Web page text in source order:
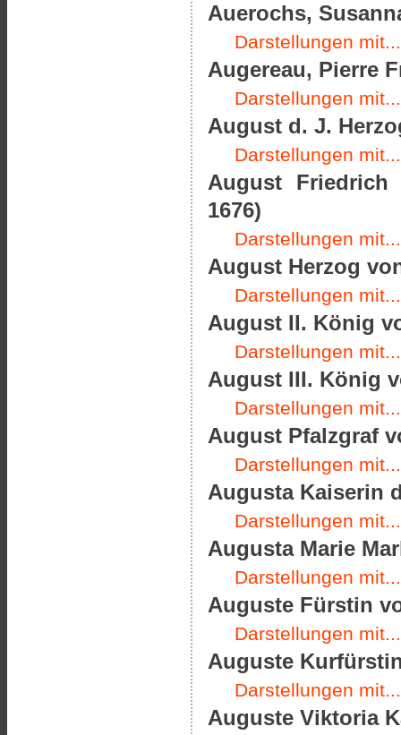
Auerochs,
Darstellungen mit...
Augereau, Pierre
Darstellungen mit...
August d. J.
Darstellungen mit...
August Friedrich
1676)
Darstellungen mit...
August Herzog
Darstellungen mit...
August II. König
Darstellungen mit...
August III. König
Darstellungen mit...
August Pfalzgraf
Darstellungen mit...
Augusta Kaiserin
Darstellungen mit...
Augusta Marie
Darstellungen mit...
Auguste Fürstin
Darstellungen mit...
Auguste
Darstellungen mit...
Auguste Viktoria